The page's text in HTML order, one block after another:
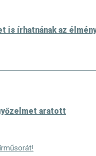
is írhatnának az
aratott